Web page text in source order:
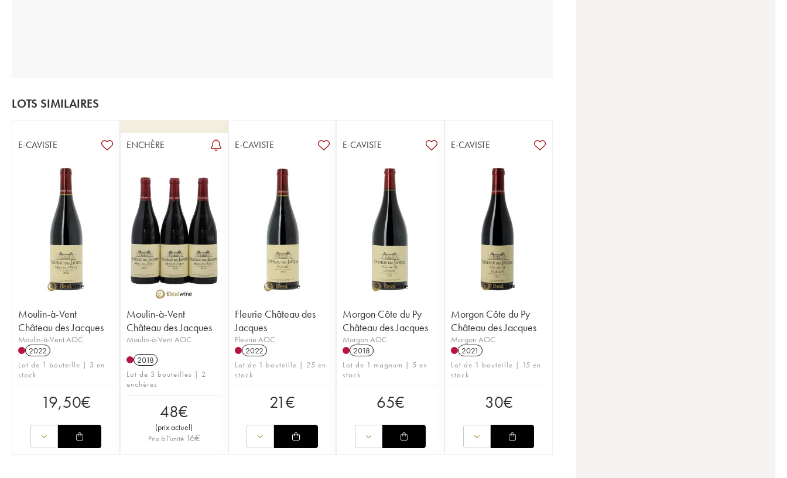
LOTS SIMILAIRES
E-CAVISTE
Moulin-à-Vent
Château des Jacques
Moulin-à-Vent AOC
2022
Lot de 1 bouteille | 3 en
stock
19,50€
ENCHÈRE
Moulin-à-Vent
Château des Jacques
Moulin-à-Vent AOC
2018
Lot de 3 bouteilles | 2
enchères
48€
(prix actuel)
Prix à l'unité 16€
E-CAVISTE
Fleurie Château des
Jacques
Fleurie AOC
2022
Lot de 1 bouteille | 25 en
stock
21€
E-CAVISTE
Morgon Côte du Py
Château des Jacques
Morgon AOC
2018
Lot de 1 magnum | 5 en
stock
65€
E-CAVISTE
Morgon Côte du Py
Château des Jacques
Morgon AOC
2021
Lot de 1 bouteille | 15 en
stock
30€